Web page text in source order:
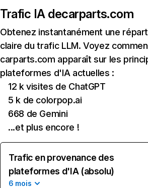
Trafic IA decarparts.com
Obtenez instantanément une
claire du trafic LLM. Voyez
carparts.com apparaît sur les
plateformes d'IA actuelles :
12 k visites de ChatGPT
5 k de colorpop.ai
668 de Gemini
...et plus encore !
Trafic en provenance des
plateformes d'IA (absolu)
6 mois